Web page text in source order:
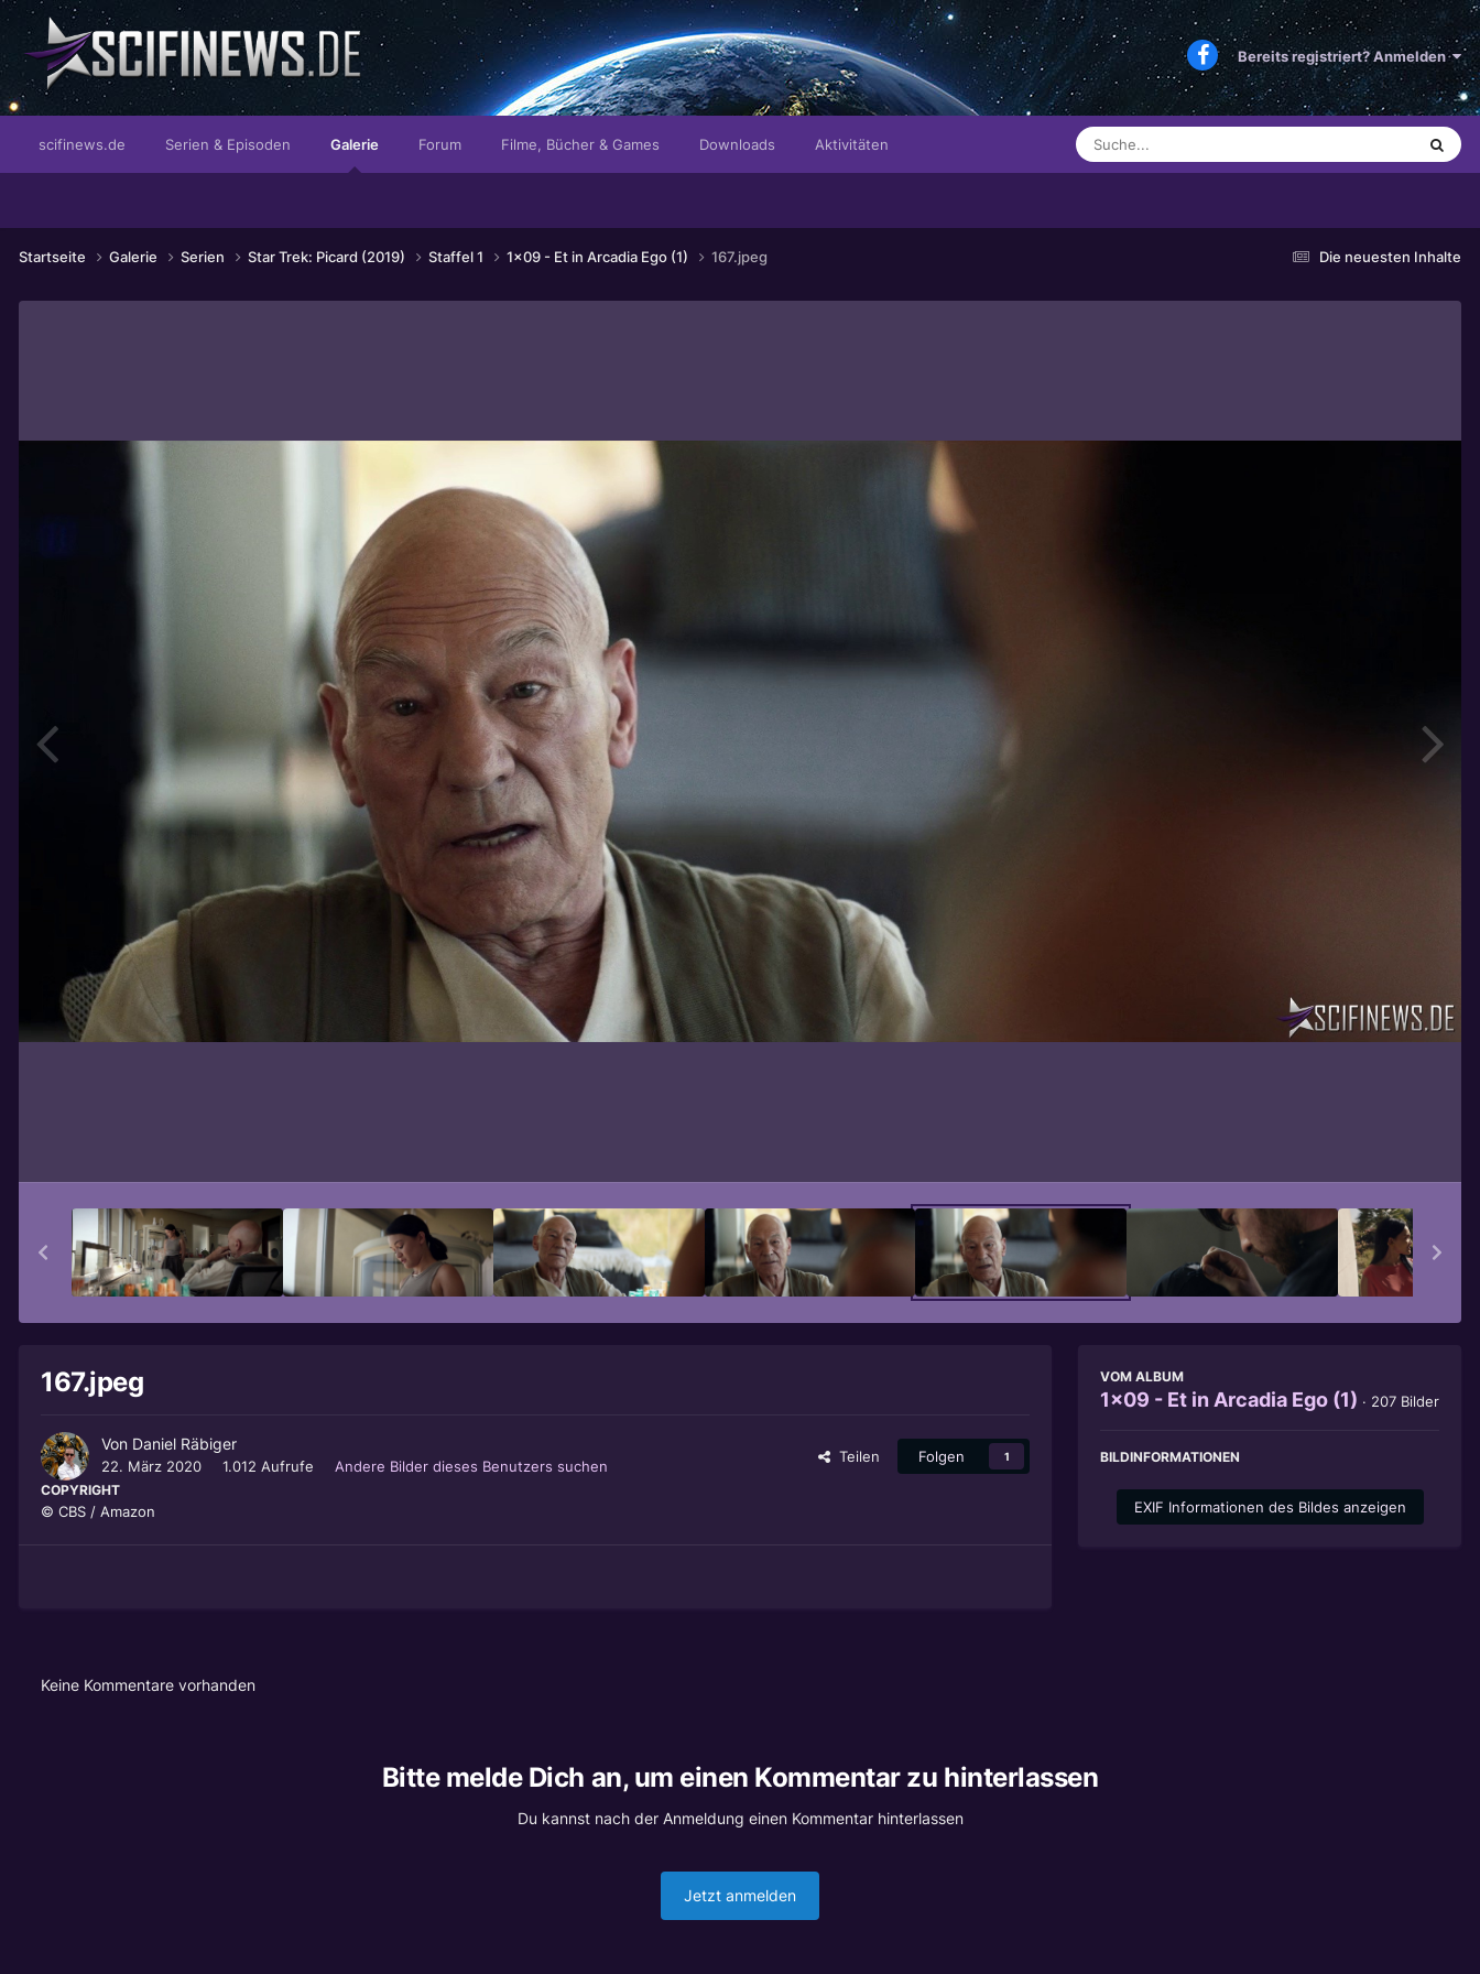
Bereits registriert? Anmelden
scifinews.de Serien & Episoden Galerie Forum Filme, Bücher & Games Downloads Aktivitäten
Die neuesten Inhalte
Startseite Galerie Serien Star Trek: Picard (2019) Staffel 1 1x09 - Et in Arcadia Ego (1) 167.jpeg
167.jpeg
Von Daniel Räbiger
22. März 2020 1.012 Aufrufe Andere Bilder dieses Benutzers suchen
Teilen Folgen 1
COPYRIGHT
© CBS / Amazon
VOM ALBUM
1x09 - Et in Arcadia Ego (1) · 207 Bilder
BILDINFORMATIONEN
EXIF Informationen des Bildes anzeigen
Keine Kommentare vorhanden
Bitte melde Dich an, um einen Kommentar zu hinterlassen
Du kannst nach der Anmeldung einen Kommentar hinterlassen
Jetzt anmelden